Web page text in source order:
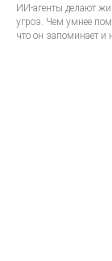
ИИ-агенты делают
угроз. Чем умнее
что он запоминает и